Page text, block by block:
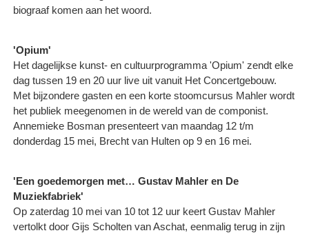
biograaf komen aan het woord.
'Opium'
Het dagelijkse kunst- en cultuurprogramma 'Opium' zendt elke
dag tussen 19 en 20 uur live uit vanuit Het Concertgebouw.
Met bijzondere gasten en een korte stoomcursus Mahler wordt
het publiek meegenomen in de wereld van de componist.
Annemieke Bosman presenteert van maandag 12 t/m
donderdag 15 mei, Brecht van Hulten op 9 en 16 mei.
'Een goedemorgen met… Gustav Mahler en De
Muziekfabriek'
Op zaterdag 10 mei van 10 tot 12 uur keert Gustav Mahler
vertolkt door Gijs Scholten van Aschat, eenmalig terug in zijn